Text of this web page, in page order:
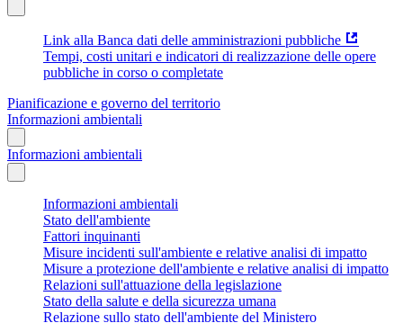
Link alla Banca dati delle amministrazioni pubbliche
Tempi, costi unitari e indicatori di realizzazione delle opere
pubbliche in corso o completate
Pianificazione e governo del territorio
Informazioni ambientali
Informazioni ambientali
Informazioni ambientali
Stato dell'ambiente
Fattori inquinanti
Misure incidenti sull'ambiente e relative analisi di impatto
Misure a protezione dell'ambiente e relative analisi di impatto
Relazioni sull'attuazione della legislazione
Stato della salute e della sicurezza umana
Relazione sullo stato dell'ambiente del Ministero